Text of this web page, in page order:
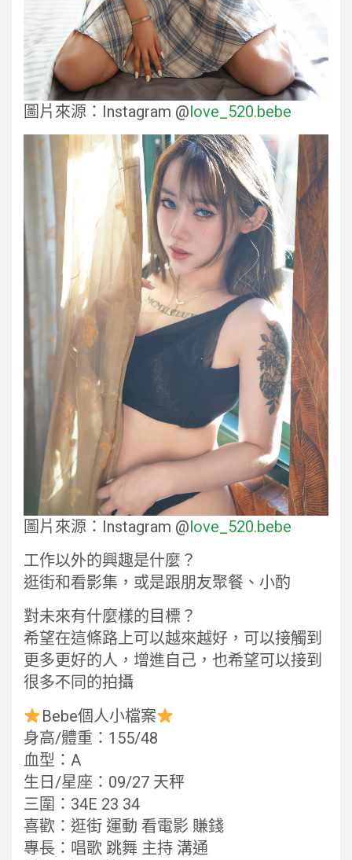
圖片來源：Instagram @love_520.bebe
圖片來源：Instagram @love_520.bebe
工作以外的興趣是什麼？
逛街和看影集，或是跟朋友聚餐、小酌
對未來有什麼樣的目標？
希望在這條路上可以越來越好，可以接觸到
更多更好的人，增進自己，也希望可以接到
很多不同的拍攝
Bebe個人小檔案
身高/體重：155/48
血型：A
生日/星座：09/27 天秤
三圍：34E 23 34
喜歡：逛街 運動 看電影 賺錢
專長：唱歌 跳舞 主持 溝通